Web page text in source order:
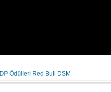
DP Ödülleri Red Bull DSM